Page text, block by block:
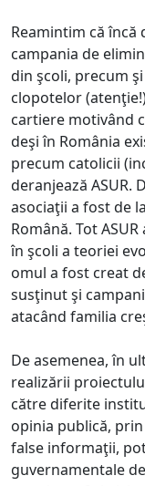
Reamintim că încă
campania de
din şcoli, precum
clopotelor
cartiere motivând
deşi în România
precum catolicii
deranjează ASUR.
asociaţii a fost de
Română. Tot
în şcoli a teoriei
omul a fost creat
susţinut şi
atacând familia
De asemenea, în
realizării
către diferite
opinia publică,
false informaţii,
guvernamentale